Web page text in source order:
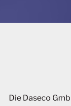
Die Daseco